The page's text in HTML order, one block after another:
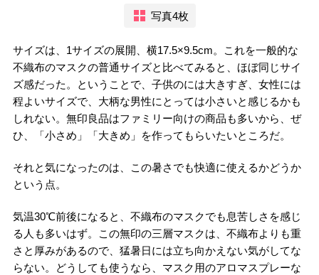
写真4枚
サイズは、1サイズの展開、横17.5×9.5cm。これを一般的な
不織布のマスクの普通サイズと比べてみると、ほぼ同じサイ
ズ感だった。ということで、子供のには大きすぎ、女性には
程よいサイズで、大柄な男性にとっては小さいと感じるかも
しれない。無印良品はファミリー向けの商品も多いから、ぜ
ひ、「小さめ」「大きめ」を作ってもらいたいところだ。
それと気になったのは、この暑さでも快適に使えるかどうか
という点。
気温30℃前後になると、不織布のマスクでも息苦しさを感じ
る人も多いはず。この無印の三層マスクは、不織布よりも重
さと厚みがあるので、猛暑日には立ち向かえない気がしてな
らない。どうしても使うなら、マスク用のアロマスプレーな